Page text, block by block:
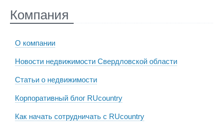
Компания
О компании
Новости недвижимости Свердловской области
Статьи о недвижимости
Корпоративный блог RUcountry
Как начать сотрудничать с RUcountry